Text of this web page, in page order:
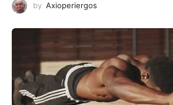
by Axioperiergos